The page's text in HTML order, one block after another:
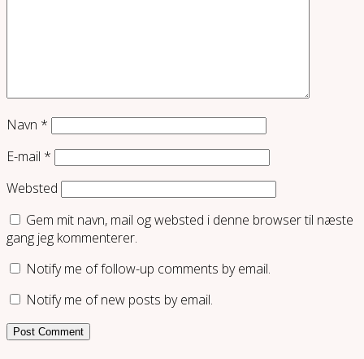
Navn *
E-mail *
Websted
Gem mit navn, mail og websted i denne browser til næste
gang jeg kommenterer.
Notify me of follow-up comments by email.
Notify me of new posts by email.